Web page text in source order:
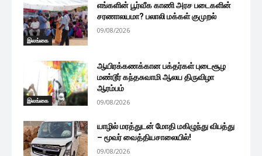
இலங்கை
எங்களின் பூர்வீக காணி அரச படைகளின்
சரணாலயமா? பலாலி மக்கள் குமுறல்
09/08/2026
இலங்கை
ஆயிரக்கணக்கான பக்தர்கள் புடைசூழ
மண்டூர் கந்தசுவாமி ஆலய திருவிழா
ஆரம்பம்
09/08/2026
யாழில் மரத்துடன் மோதி மகிழுந்து விபத்து
– மூவர் வைத்தியசாலையில்!
09/08/2026